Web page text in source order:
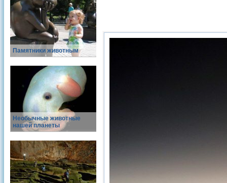
Памятники животным
Необычные животные
нашей планеты